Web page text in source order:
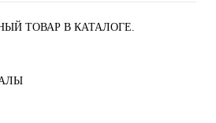
ТОВАР В КАТАЛОГЕ.